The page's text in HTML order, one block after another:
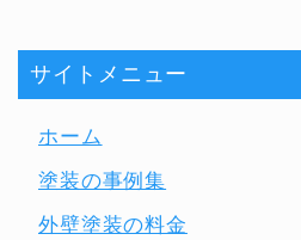
サイトメニュー
ホーム
塗装の事例集
外壁塗装の料金